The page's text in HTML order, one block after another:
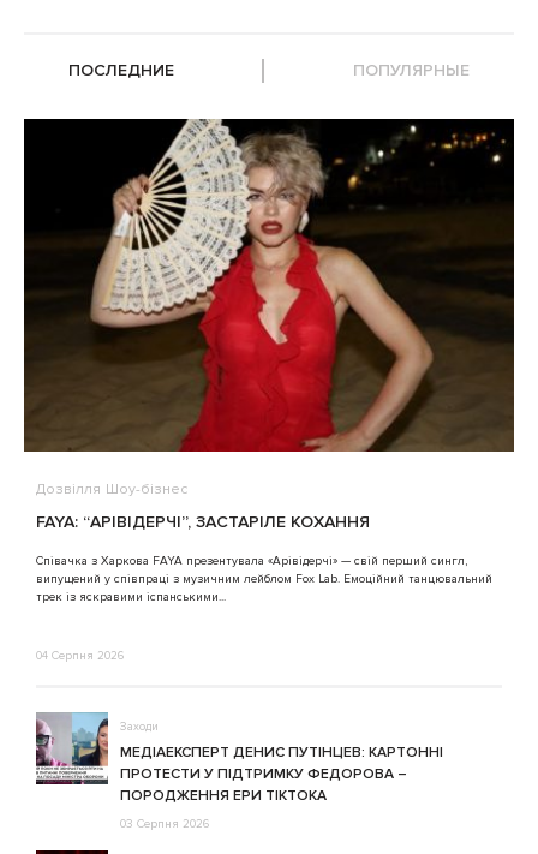
ПОСЛЕДНИЕ ПОПУЛЯРНЫЕ
Дозвілля Шоу-бізнес
FAYA: “АРІВІДЕРЧІ”, ЗАСТАРІЛЕ КОХАННЯ
Співачка з Харкова FAYA презентувала «Арівідерчі» — свій перший сингл,
випущений у співпраці з музичним лейблом Fox Lab. Емоційний танцювальний
трек із яскравими іспанськими...
04 Серпня 2026
Заходи
МЕДІАЕКСПЕРТ ДЕНИС ПУТІНЦЕВ: КАРТОННІ
ПРОТЕСТИ У ПІДТРИМКУ ФЕДОРОВА –
ПОРОДЖЕННЯ ЕРИ ТІКТОКА
03 Серпня 2026